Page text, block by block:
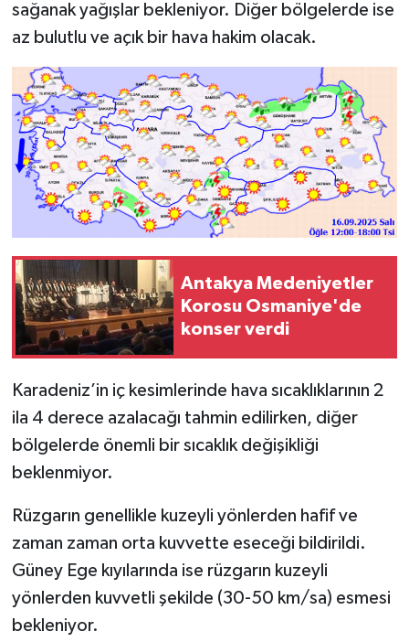
sağanak yağışlar bekleniyor. Diğer bölgelerde ise
az bulutlu ve açık bir hava hakim olacak.
Antakya Medeniyetler
Korosu Osmaniye'de
konser verdi
Karadeniz’in iç kesimlerinde hava sıcaklıklarının 2
ila 4 derece azalacağı tahmin edilirken, diğer
bölgelerde önemli bir sıcaklık değişikliği
beklenmiyor.
Rüzgarın genellikle kuzeyli yönlerden hafif ve
zaman zaman orta kuvvette eseceği bildirildi.
Güney Ege kıyılarında ise rüzgarın kuzeyli
yönlerden kuvvetli şekilde (30-50 km/sa) esmesi
bekleniyor.